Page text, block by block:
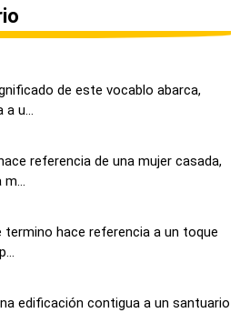
de este vocablo abarca,
u...
referencia de una mujer casada,
hace referencia a un toque
edificación contigua a un santuario